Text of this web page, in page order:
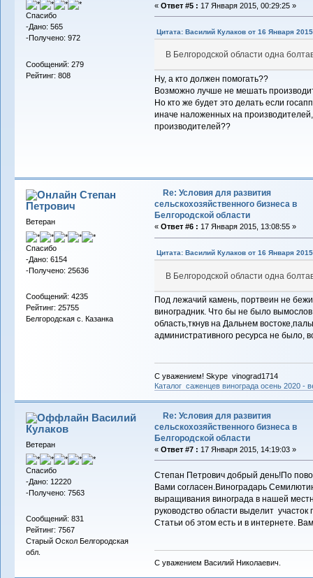
Спасибо
-Дано: 565
-Получено: 972
Сообщений: 279
Рейтинг: 808
« Ответ #5 : 17 Января 2015, 00:29:25 »
Цитата: Василий Кулаков от 16 Января
В Белгородской области одна
Ну, а кто должен помогать??
Возможно лучше не мешать
Но кто же будет это делать если
иначе наложенных на
производителей??
Степан
Петрович
Ветеран
Спасибо
-Дано: 6154
-Получено: 25636
Сообщений: 4235
Рейтинг: 25755
Белгородская с. Казанка
Re: Условия для развития
сельскохозяйственного бизнеса в
Белгородской области
« Ответ #6 : 17 Января 2015, 13:08:55 »
Цитата: Василий Кулаков от 16 Января
В Белгородской области одна
Под лежачий камень, портвеин не
виноградник. Что бы не было
область,ткнув на Дальнем
административного ресурса не было,
С уважением! Skype vinograd1714
Каталог саженцев винограда осень 2020 -
Василий
Кулаков
Ветеран
Спасибо
-Дано: 12220
-Получено: 7563
Сообщений: 831
Рейтинг: 7567
Старый Оскол Белгородская
обл.
Re: Условия для развития
сельскохозяйственного бизнеса в
Белгородской области
« Ответ #7 : 17 Января 2015, 14:19:03 »
Степан Петрович добрый день!По
Вами согласен.Виноградарь
выращивания винограда в нашей
руководство области выделит
Статьи об этом есть и в интернете.
С уважением Василий Николаевич.